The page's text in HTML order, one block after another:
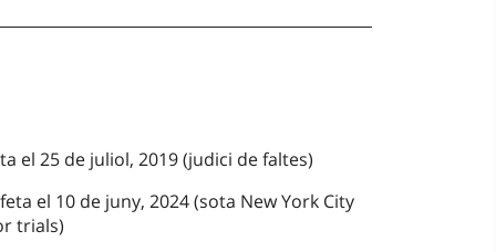
el 25 de juliol, 2019 (judici de faltes)
el 10 de juny, 2024 (sota New York City
trials)